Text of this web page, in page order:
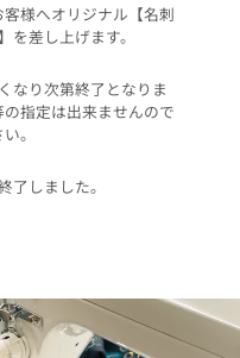
客様へオリジナル【名刺
を差し上げます。
なり次第終了となりま
指定は出来ませんので
。
しました。